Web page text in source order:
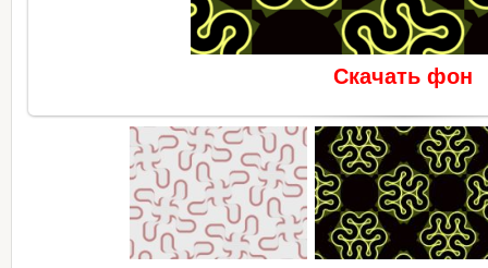
Скачать фон